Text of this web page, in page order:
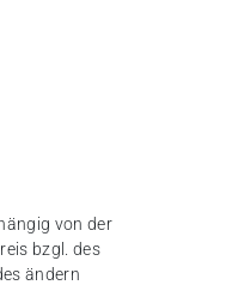
von der
bzgl. des
ändern